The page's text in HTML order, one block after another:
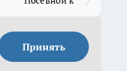
Принять